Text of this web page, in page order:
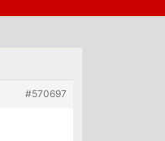
#570697